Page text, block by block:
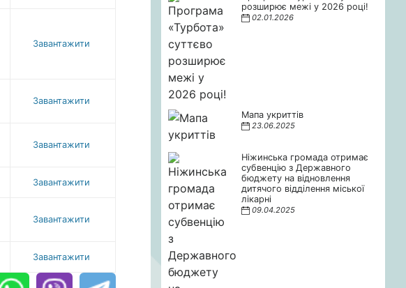
Завантажити
Завантажити
Завантажити
Завантажити
Завантажити
Завантажити
розширює межі у 2026 році!
02.01.2026
Мапа укриттів
23.06.2025
Ніжинська громада отримає
субвенцію з Державного
бюджету на відновлення
дитячого відділення міської
лікарні
09.04.2025